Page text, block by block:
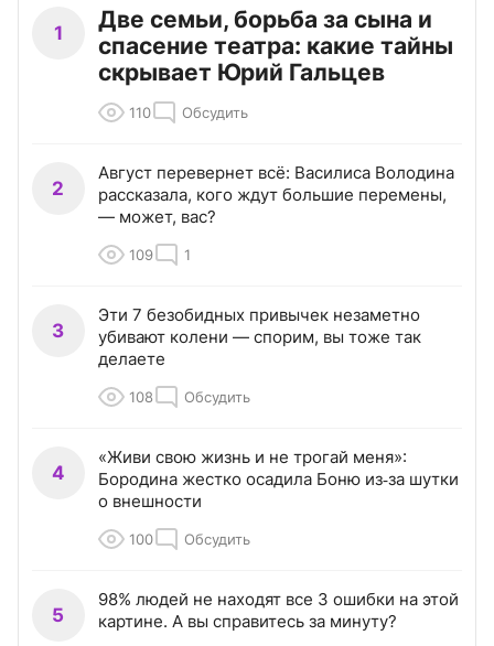
1
Две семьи, борьба за сына и
спасение театра: какие тайны
скрывает Юрий Гальцев
110 Обсудить
2
Август перевернет всё: Василиса Володина
рассказала, кого ждут большие перемены,
— может, вас?
109 1
3
Эти 7 безобидных привычек незаметно
убивают колени — спорим, вы тоже так
делаете
108 Обсудить
4
«Живи свою жизнь и не трогай меня»:
Бородина жестко осадила Боню из‑за шутки
о внешности
100 Обсудить
5
98% людей не находят все 3 ошибки на этой
картине. А вы справитесь за минуту?